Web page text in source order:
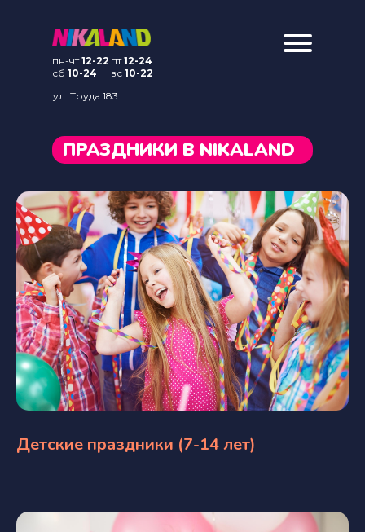
пн-чт12-22
ул. Труда 183
вс 10-22
сб 10-24
пт12-24
ПРАЗДНИКИ В NIKALAND
Детские праздники (7-14 лет)